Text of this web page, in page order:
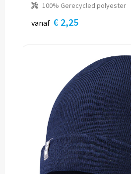
100% Gerecycled polyester
vanaf € 2,25